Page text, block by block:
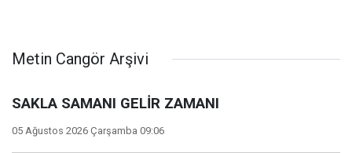
Metin Cangör Arşivi
SAKLA SAMANI GELİR ZAMANI
05 Ağustos 2026 Çarşamba 09:06